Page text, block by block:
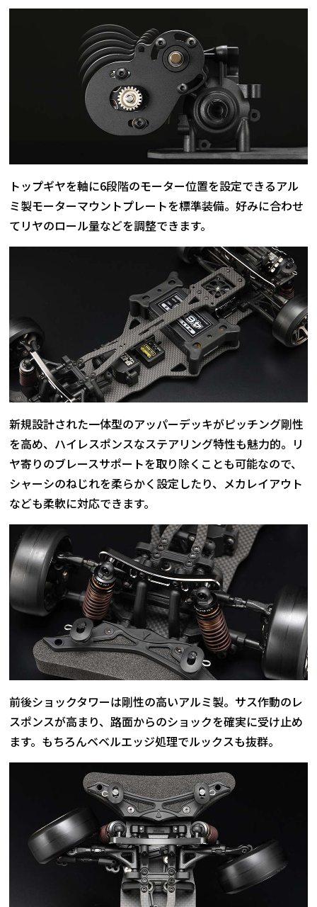
トップギヤを軸に6段階のモーター位置を設定できるアル
ミ製モーターマウントプレートを標準装備。好みに合わせ
てリヤのロール量などを調整できます。
新規設計された一体型のアッパーデッキがピッチング剛性
を高め、ハイレスポンスなステアリング特性も魅力的。リ
ヤ寄りのブレースサポートを取り除くことも可能なので、
シャーシのねじれを柔らかく設定したり、メカレイアウト
なども柔軟に対応できます。
前後ショックタワーは剛性の高いアルミ製。サス作動のレ
スポンスが高まり、路面からのショックを確実に受け止め
ます。もちろんベベルエッジ処理でルックスも抜群。